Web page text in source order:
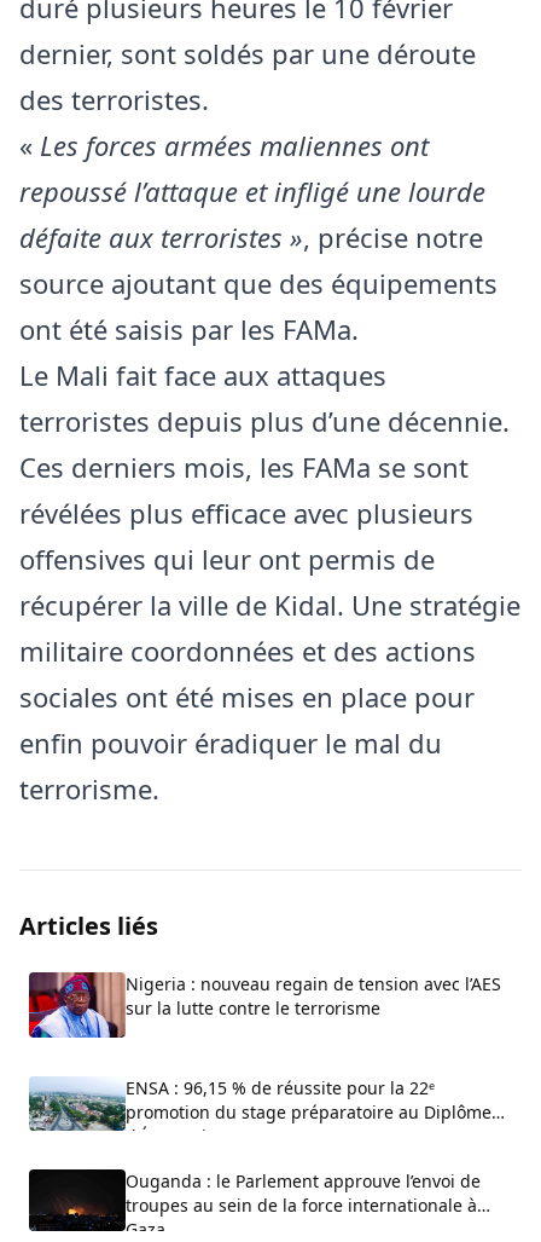
duré plusieurs heures le 10 février
dernier, sont soldés par une déroute
des terroristes.
« Les forces armées maliennes ont
repoussé l’attaque et infligé une lourde
défaite aux terroristes », précise notre
source ajoutant que des équipements
ont été saisis par les FAMa.
Le Mali fait face aux attaques
terroristes depuis plus d’une décennie.
Ces derniers mois, les FAMa se sont
révélées plus efficace avec plusieurs
offensives qui leur ont permis de
récupérer la ville de Kidal. Une stratégie
militaire coordonnées et des actions
sociales ont été mises en place pour
enfin pouvoir éradiquer le mal du
terrorisme.
Articles liés
Nigeria : nouveau regain de tension avec l’AES
sur la lutte contre le terrorisme
ENSA : 96,15 % de réussite pour la 22ᵉ
promotion du stage préparatoire au Diplôme
d’État-Major
Ouganda : le Parlement approuve l’envoi de
troupes au sein de la force internationale à
Gaza